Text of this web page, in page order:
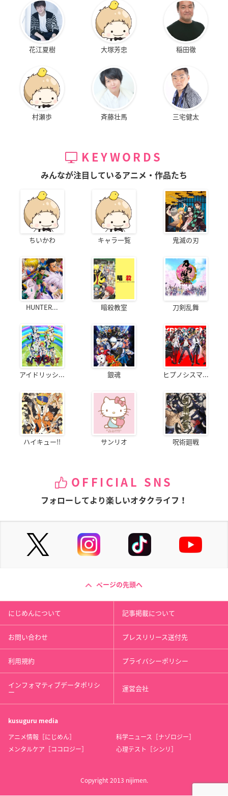
花江夏樹 大塚芳忠 稲田徹
村瀬歩 斉藤壮馬 三宅健太
KEYWORDS
みんなが注目しているアニメ・作品たち
ちいかわ キャラ一覧 鬼滅の刃
HUNTER... 暗殺教室 刀剣乱舞
アイドリッシ... 銀魂 ヒプノシスマ...
ハイキュー!! サンリオ 呪術廻戦
OFFICIAL SNS
フォローしてより楽しいオタクライフ！
ページの先頭へ
にじめんについて 記事掲載について
お問い合わせ プレスリリース送付先
利用規約 プライバシーポリシー
インフォマティブデータポリシ
ー 運営会社
kusuguru media
アニメ情報［にじめん］
科学ニュース［ナゾロジー］
メンタルケア［ココロジー］
心理テスト［シンリ］
Copyright 2013 nijimen.